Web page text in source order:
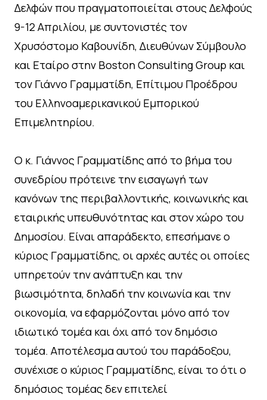
Δελφών που πραγματοποιείται στους Δελφούς
9-12 Απριλίου, με συντονιστές τον
Χρυσόστομο Καβουνίδη, Διευθύνων Σύμβουλο
και Εταίρο στην Boston Consulting Group και
τον Γιάννο Γραμματίδη, Επίτιμου Προέδρου
του Ελληνοαμερικανικού Εμπορικού
Επιμελητηρίου.
Ο κ. Γιάννος Γραμματίδης από το βήμα του
συνεδρίου πρότεινε την εισαγωγή των
κανόνων της περιβαλλοντικής, κοινωνικής και
εταιρικής υπευθυνότητας και στον χώρο του
Δημοσίου. Είναι απαράδεκτο, επεσήμανε ο
κύριος Γραμματίδης, οι αρχές αυτές οι οποίες
υπηρετούν την ανάπτυξη και την
βιωσιμότητα, δηλαδή την κοινωνία και την
οικονομία, να εφαρμόζονται μόνο από τον
ιδιωτικό τομέα και όχι από τον δημόσιο
τομέα. Αποτέλεσμα αυτού του παράδοξου,
συνέχισε ο κύριος Γραμματίδης, είναι το ότι ο
δημόσιος τομέας δεν επιτελεί